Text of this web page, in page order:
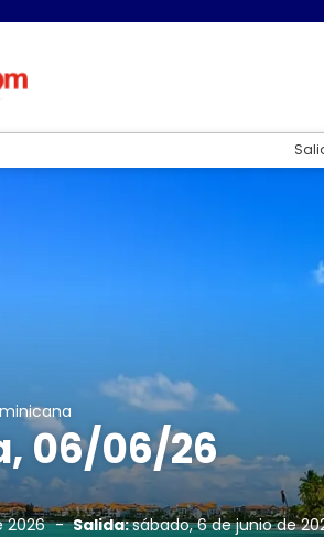
06/06/26
2026 - Salida:sábado, 6 de junio de